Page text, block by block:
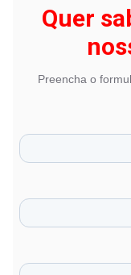
Quer
Preencha o